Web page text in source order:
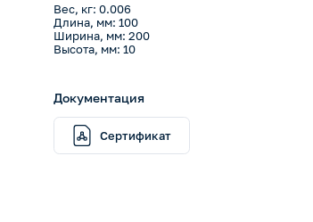
Вес, кг: 0.006
Длина, мм: 100
Ширина, мм: 200
Высота, мм: 10
Документация
Сертификат